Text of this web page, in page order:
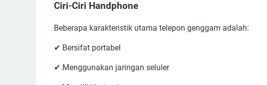
Ciri-Ciri Handphone
Beberapa karakteristik utama telepon genggam adalah:
✔ Bersifat portabel
✔ Menggunakan jaringan seluler